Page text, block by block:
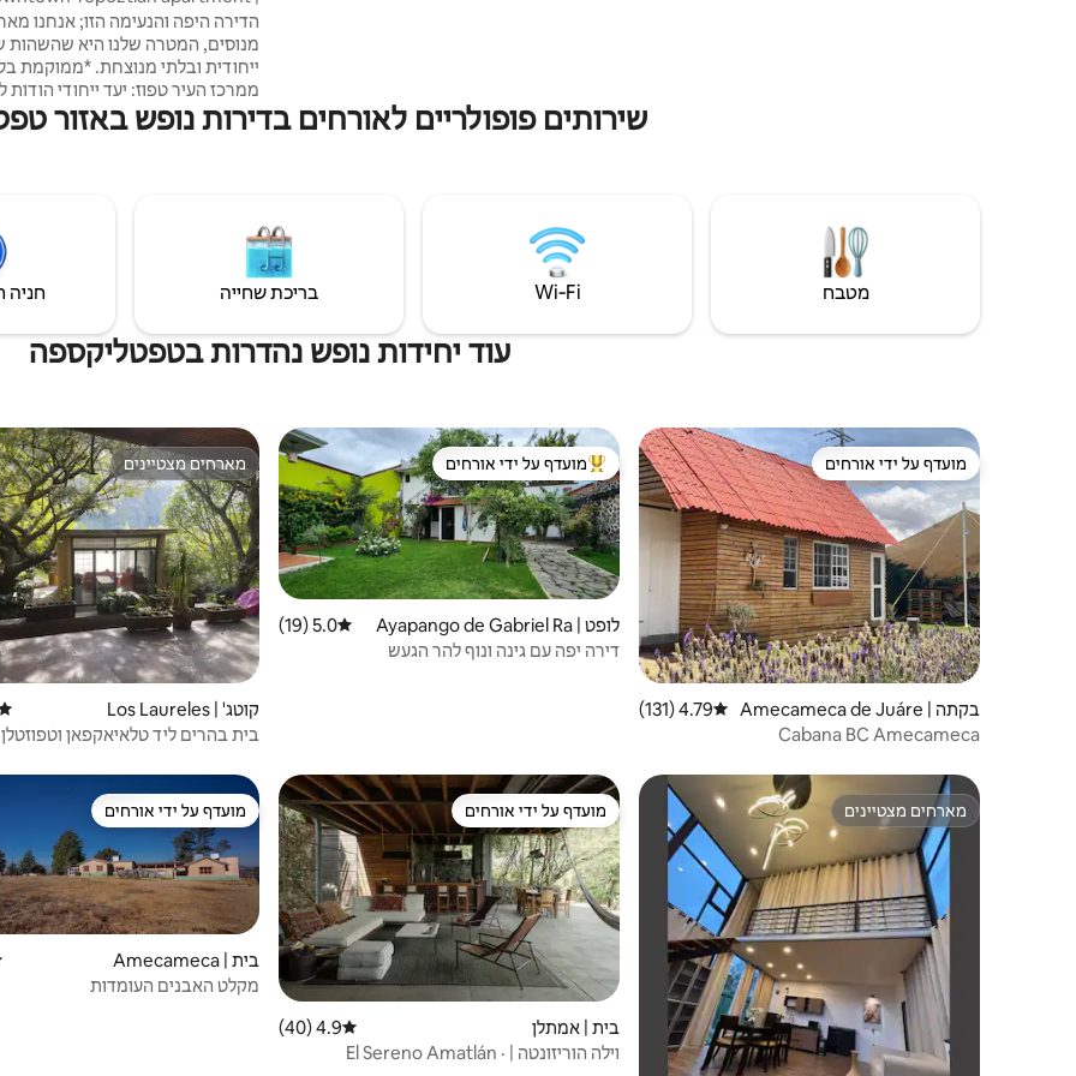
Terrace & WiFi
הדירה היפה והנעימה הזו; אנחנו
מנוסים, המטרה שלנו היא שהשהות
ייחודית ובלתי מנוצחת. *ממוקמת
ממרכז העיר טפוז: יעד ייחודי הודות
ההוליסטית והאנרגטית שלו.
ולהתענג על הסביבה המקומית עם בן
שירותים פופולריים לאורחים בדירות נופש באזור
מטבח Wi‑Fi בריכת שחייה חניה
עוד יחידות נופש נהדרות בטפטליקספה
מועדף על ידי אורחים
מועדף על ידי אורחים
בקתה | Amecameca de Juáre
z
דירוג ממוצע של 4.79 מתוך 5, 131 ביקורות
4.79 (131)
Cabana BC Amecameca
מוביל בקרב נכסים מועדפים על ידי אורחים
מועדף על ידי אורחים
לופט | Ayapango de Gabriel Ra
mos M.
דירוג ממוצע של 5.0 מתוך 5, 19 ביקורות
5.0 (19)
דירה יפה עם גינה ונוף להר הגעש
מארחים מצטיינים
מארחים מצטיינים
קוטג' | Los Laureles
בית בהרים ליד טלאיאקפאן וטפוזטלן
מארחים מצטיינים
מארחים מצטיינים מועדף על ידי אורחים
מועדף על ידי אורחים
בית | אמתלן דירוג ממוצע של 4.9 מתוך 5, 40 ביקורות
4.9 (40)
וילה הוריזונטה | El Sereno Amatlán ·
מועדף על ידי אורחים
מועדף על ידי אורחים
בית | Amecameca
מקלט האבנים העומדות